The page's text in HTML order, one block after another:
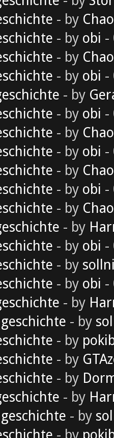
- by
- by obi -
- by
- by obi -
- by
- by obi -
- by
- by obi -
- by
- by obi -
- by
- by
- by obi -
- by
- by obi -
- by
- by
- by
- by
- by
- by
- by